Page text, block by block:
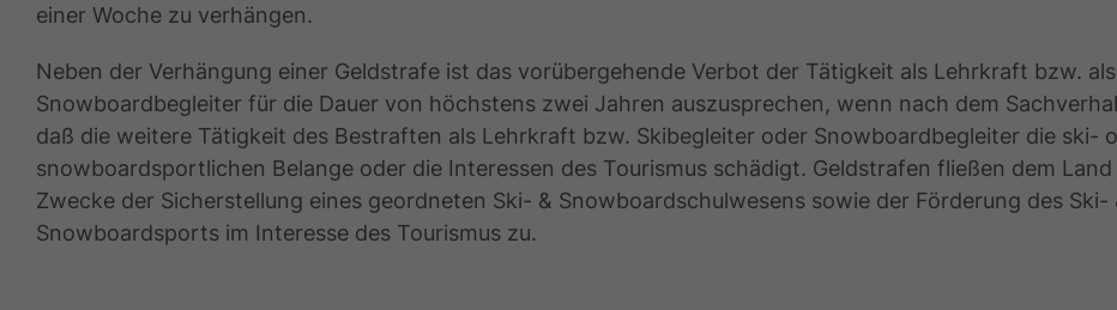
einer Woche zu verhängen.
Neben der Verhängung einer Geldstrafe ist das vorübergehende Verbot der Tätigkeit als Lehrkraft bzw.
Snowboardbegleiter für die Dauer von höchstens zwei Jahren auszusprechen, wenn nach dem
daß die weitere Tätigkeit des Bestraften als Lehrkraft bzw. Skibegleiter oder Snowboardbegleiter die ski-
snowboardsportlichen Belange oder die Interessen des Tourismus schädigt. Geldstrafen fließen dem
Zwecke der Sicherstellung eines geordneten Ski- & Snowboardschulwesens sowie der Förderung des Ski-
Snowboardsports im Interesse des Tourismus zu.